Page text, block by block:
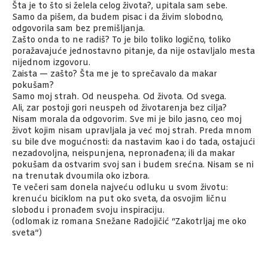
Šta je to što si želela celog života?, upitala sam sebe.
Samo da pišem, da budem pisac i da živim slobodno,
odgovorila sam bez premišljanja.
Zašto onda to ne radiš? To je bilo toliko logično, toliko
poražavajuće jednostavno pitanje, da nije ostavljalo mesta
nijednom izgovoru.
Zaista — zašto? Šta me je to sprečavalo da makar
pokušam?
Samo moj strah. Od neuspeha. Od života. Od svega.
Ali, zar postoji gori neuspeh od životarenja bez cilja?
Nisam morala da odgovorim. Sve mi je bilo jasno, ceo moj
život kojim nisam upravljala ja već moj strah. Preda mnom
su bile dve mogućnosti: da nastavim kao i do tada, ostajući
nezadovoljna, neispunjena, nepronađena; ili da makar
pokušam da ostvarim svoj san i budem srećna. Nisam se ni
na trenutak dvoumila oko izbora.
Te večeri sam donela najveću odluku u svom životu:
krenuću biciklom na put oko sveta, da osvojim ličnu
slobodu i pronađem svoju inspiraciju.
(odlomak iz romana Snežane Radojičić “Zakotrljaj me oko
sveta”)